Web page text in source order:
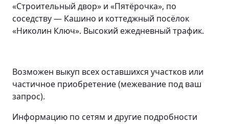
«Строительный двор» и «Пятёрочка», по
соседству — Кашино и коттеджный посёлок
«Николин Ключ». Высокий ежедневный трафик.
Возможен выкуп всех оставшихся участков или
частичное приобретение (межевание под ваш
запрос).
Информацию по сетям и другие подробности